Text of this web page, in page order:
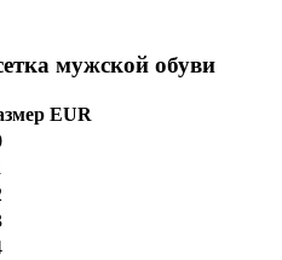
мужской обуви
EUR